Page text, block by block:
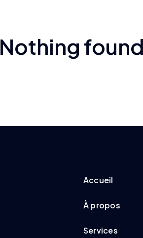
Nothing found
Accueil
À propos
Services